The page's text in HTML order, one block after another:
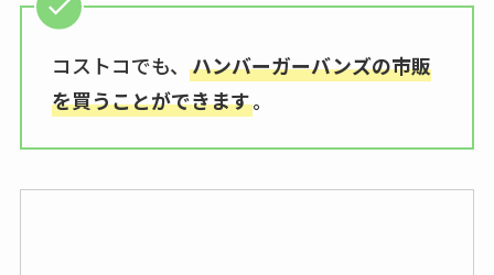
コストコでも、 ハンバーガーバンズの市販
を買うことができます。